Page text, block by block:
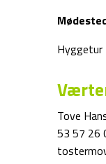
Hyggetur
Tove
53 57 26